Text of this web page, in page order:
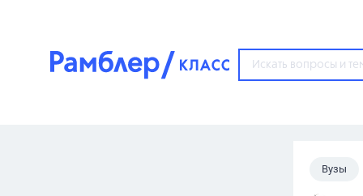
Популярные темы
Вузы